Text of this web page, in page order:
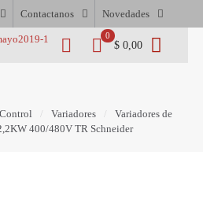
Contactanos Novedades
0
$ 0,00
Variadores
Variadores de
400/480V TR Schneider